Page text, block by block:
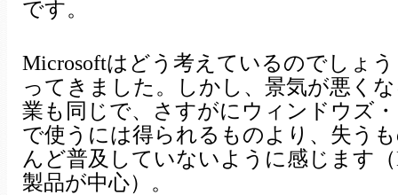
です。
Microsoftはどう考えているのでしょ
ってきました。しかし、景気が悪く
業も同じで、さすがにウィンドウズ
で使うには得られるものより、失う
んど普及していないように感じます
製品が中心）。